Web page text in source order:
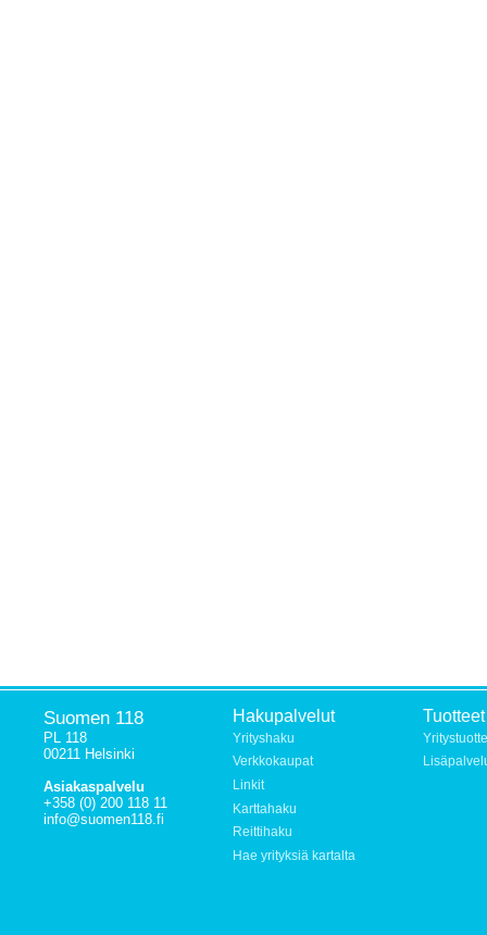
Suomen 118
PL 118
00211 Helsinki
Asiakaspalvelu
+358 (0) 200 118 11
info@suomen118.fi
Hakupalvelut
Yrityshaku
Verkkokaupat
Linkit
Karttahaku
Reittihaku
Hae yrityksiä kartalta